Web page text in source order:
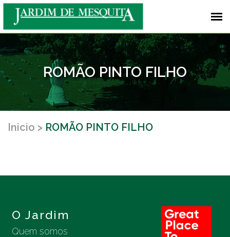
ROMÃO PINTO FILHO
Inicio ROMÃO PINTO FILHO
O Jardim
Quem somos